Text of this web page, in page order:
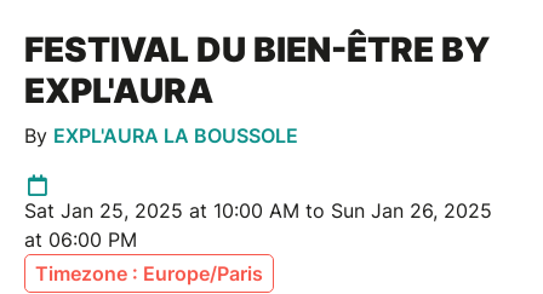
FESTIVAL DU BIEN-ÊTRE BY
EXPL'AURA
By EXPL'AURA LA BOUSSOLE
Sat Jan 25, 2025 at 10:00 AM to Sun Jan 26, 2025
at 06:00 PM
Timezone : Europe/Paris